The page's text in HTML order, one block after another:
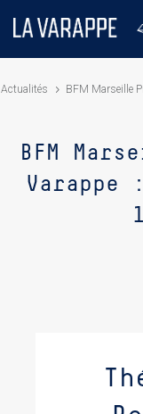
Actualités BFM Marseille
BFM
Varappe :